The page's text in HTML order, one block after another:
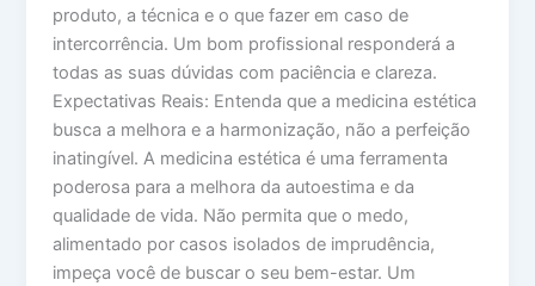
produto, a técnica e o que fazer em caso de
intercorrência. Um bom profissional responderá a
todas as suas dúvidas com paciência e clareza.
Expectativas Reais: Entenda que a medicina estética
busca a melhora e a harmonização, não a perfeição
inatingível. A medicina estética é uma ferramenta
poderosa para a melhora da autoestima e da
qualidade de vida. Não permita que o medo,
alimentado por casos isolados de imprudência,
impeça você de buscar o seu bem-estar. Um